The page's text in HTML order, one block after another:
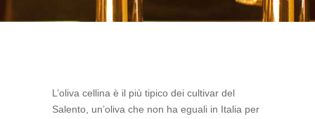
L’oliva cellina è il più tipico dei cultivar del
Salento, un’oliva che non ha eguali in Italia per